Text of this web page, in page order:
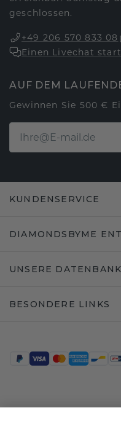
geschlossen.
+49 206 570 833 08
Einen Livechat
AUF DEM
Gewinnen Sie 500 €
KUNDENSERVICE
DIAMONDSBYME
UNSERE DATENBANK
BESONDERE LINKS